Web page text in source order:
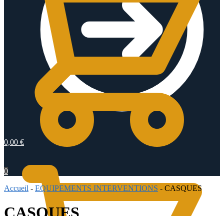
0,00 €
0
Accueil - EQUIPEMENTS INTERVENTIONS - CASQUES